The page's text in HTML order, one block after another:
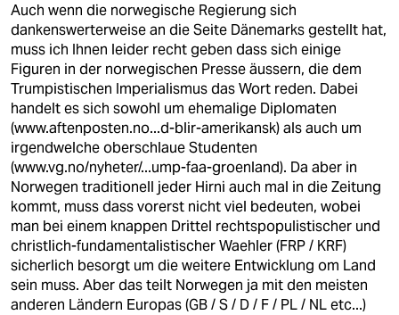
Auch wenn die norwegische Regierung sich
dankenswerterweise an die Seite Dänemarks gestellt hat,
muss ich Ihnen leider recht geben dass sich einige
Figuren in der norwegischen Presse äussern, die dem
Trumpistischen Imperialismus das Wort reden. Dabei
handelt es sich sowohl um ehemalige Diplomaten
(www.aftenposten.no...d-blir-amerikansk)als auch um
irgendwelche oberschlaue Studenten
(www.vg.no/nyheter/...ump-faa-groenland). Da aber in
Norwegen traditionell jeder Hirni auch mal in die Zeitung
kommt, muss dass vorerst nicht viel bedeuten, wobei
man bei einem knappen Drittel rechtspopulistischer und
christlich-fundamentalistischer Waehler (FRP / KRF)
sicherlich besorgt um die weitere Entwicklung om Land
sein muss. Aber das teilt Norwegen ja mit den meisten
anderen Ländern Europas (GB / S / D / F / PL / NL etc...)